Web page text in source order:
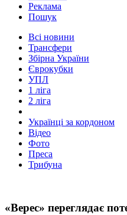
Реклама
Пошук
Всі новини
Трансфери
Збірна України
Єврокубки
УПЛ
1 ліга
2 ліга
Українці за кордоном
Відео
Фото
Преса
Трибуна
«Верес» переглядає